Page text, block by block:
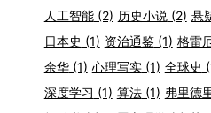
人工智能(2) 历史小说(2) 悬
日本史 (1) 资治通鉴(1) 格雷
余华(1) 心理写实(1) 全球史
深度学习 (1) 算法(1) 弗里德